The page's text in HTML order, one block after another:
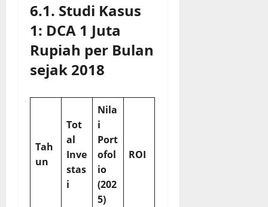
6.1. Studi Kasus
1: DCA 1 Juta
Rupiah per Bulan
sejak 2018
Tah
un
Tot
al
Inve
stas
i
Nila
i
Port
ofol
io
(202
5)
ROI